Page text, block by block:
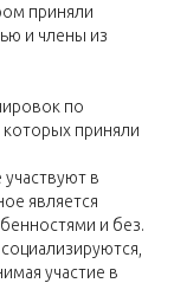
приняли
и члены из
по
приняли
в
является
и без.
участие в